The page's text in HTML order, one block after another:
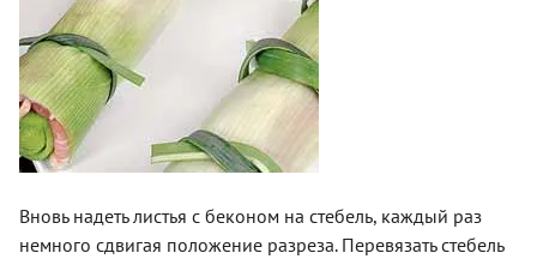
Вновь надеть листья с беконом на стебель, каждый раз
немного сдвигая положение разреза. Перевязать стебель